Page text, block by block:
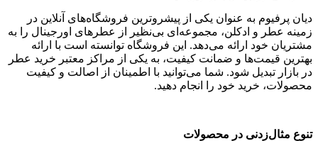
دیان پرفیوم به عنوان یکی از پیشروترین فروشگاه‌های آنلاین در
زمینه عطر و ادکلن، مجموعه‌ای بی‌نظیر از عطرهای اورجینال را به
مشتریان خود ارائه می‌دهد. این فروشگاه توانسته است با ارائه
بهترین قیمت‌ها و ضمانت کیفیت، به یکی از مراکز معتبر خرید عطر
در بازار تبدیل شود. شما می‌توانید با اطمینان از اصالت و کیفیت
محصولات، خرید خود را انجام دهید.
تنوع مثال‌زدنی در محصولات